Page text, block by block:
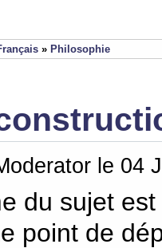
» Philosophie
le 04
du sujet
point de